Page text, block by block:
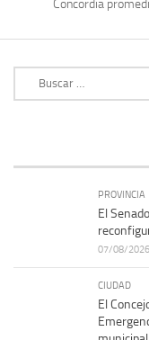
Concordia
PROVINCIA
El
07/08/2026
CIUDAD
El